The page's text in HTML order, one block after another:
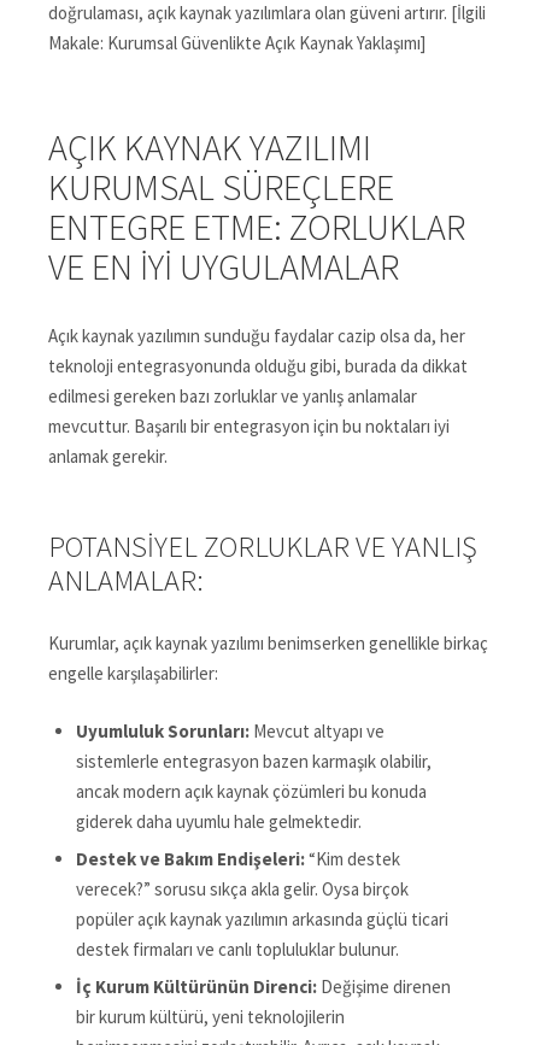
doğrulaması, açık kaynak yazılımlara olan güveni artırır. [İlgili
Makale: Kurumsal Güvenlikte Açık Kaynak Yaklaşımı]
AÇIK KAYNAK YAZILIMI
KURUMSAL SÜREÇLERE
ENTEGRE ETME: ZORLUKLAR
VE EN İYI UYGULAMALAR
Açık kaynak yazılımın sunduğu faydalar cazip olsa da, her
teknoloji entegrasyonunda olduğu gibi, burada da dikkat
edilmesi gereken bazı zorluklar ve yanlış anlamalar
mevcuttur. Başarılı bir entegrasyon için bu noktaları iyi
anlamak gerekir.
POTANSIYEL ZORLUKLAR VE YANLIŞ
ANLAMALAR:
Kurumlar, açık kaynak yazılımı benimserken genellikle birkaç
engelle karşılaşabilirler:
Uyumluluk Sorunları:Mevcut altyapı ve
sistemlerle entegrasyon bazen karmaşık olabilir,
ancak modern açık kaynak çözümleri bu konuda
giderek daha uyumlu hale gelmektedir.
Destek ve Bakım Endişeleri:“Kim destek
verecek?” sorusu sıkça akla gelir. Oysa birçok
popüler açık kaynak yazılımın arkasında güçlü ticari
destek firmaları ve canlı topluluklar bulunur.
İç Kurum Kültürünün Direnci:Değişime direnen
bir kurum kültürü, yeni teknolojilerin